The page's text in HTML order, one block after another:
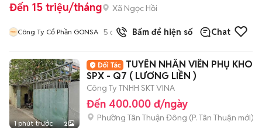
Đến 15 triệu/tháng Xã Ngọc Hồi
Công Ty Cổ Phần GONSA 5 đã bánBấm để hiện số Chat
1 phút trước 2
TUYỂN NHÂN VIÊN PHỤ KHO
SPX - Q7 ( LƯƠNG LIỀN )
Công Ty TNHH SKT VINA
Đến 400.000 đ/ngày
Phường Tân Thuận Đông (P. Tân Thuận mới)